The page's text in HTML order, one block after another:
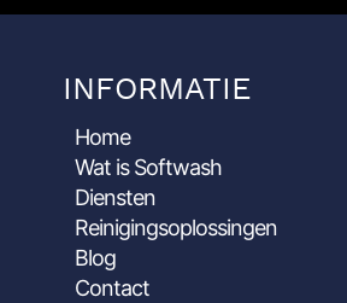
INFORMATIE
Home
Wat is Softwash
Diensten
Reinigingsoplossingen
Blog
Contact